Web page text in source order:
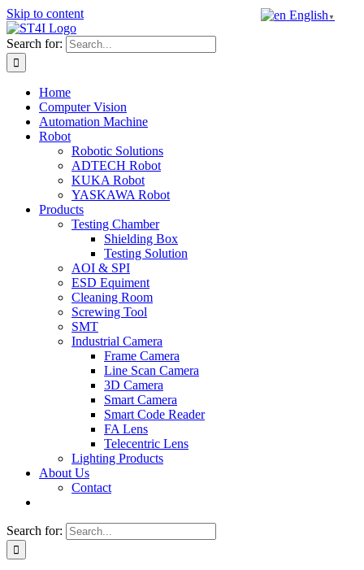
Skip to content
Search for:
Home
Computer Vision
Automation Machine
Robot
Robotic Solutions
ADTECH Robot
KUKA Robot
YASKAWA Robot
Products
Testing Chamber
Shielding Box
Testing Solution
AOI & SPI
ESD Equiment
Cleaning Room
Screwing Tool
SMT
Industrial Camera
Frame Camera
Line Scan Camera
3D Camera
Smart Camera
Smart Code Reader
FA Lens
Telecentric Lens
Lighting Products
About Us
Contact
Search for:
English ▼